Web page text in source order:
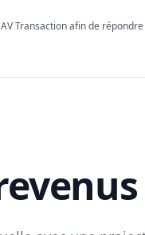
Transaction afin de